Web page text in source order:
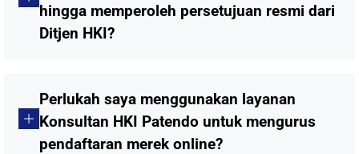
hingga memperoleh persetujuan resmi dari
Ditjen HKI?
Perlukah saya menggunakan layanan
Konsultan HKI Patendo untuk mengurus
pendaftaran merek online?